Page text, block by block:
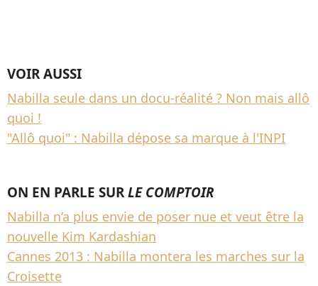
VOIR AUSSI
Nabilla seule dans un docu-réalité ? Non mais allô
quoi !
"Allô quoi" : Nabilla dépose sa marque à l'INPI
ON EN PARLE SURLE COMPTOIR
Nabilla n’a plus envie de poser nue et veut être la
nouvelle Kim Kardashian
Cannes 2013 : Nabilla montera les marches sur la
Croisette